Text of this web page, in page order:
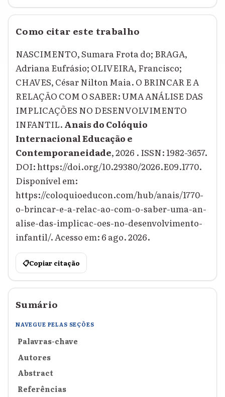
Como citar este trabalho
NASCIMENTO, Sumara Frota do; BRAGA,
Adriana Eufrásio; OLIVEIRA, Francisco;
CHAVES, César Nilton Maia. O BRINCAR E A
RELAÇÃO COM O SABER: UMA ANÁLISE DAS
IMPLICAÇÕES NO DESENVOLVIMENTO
INFANTIL. Anais do Colóquio
Internacional Educação e
Contemporaneidade, 2026 . ISSN: 1982-3657.
DOI: https://doi.org/10.29380/2026.E09.1770.
Disponível em:
https://coloquioeducon.com/hub/anais/1770-
o-brincar-e-a-relac-ao-com-o-saber-uma-an-
alise-das-implicac-oes-no-desenvolvimento-
infantil/. Acesso em: 6 ago. 2026.
📋Copiar citação
Sumário
NAVEGUE PELAS SEÇÕES
Palavras-chave
Autores
Abstract
Referências